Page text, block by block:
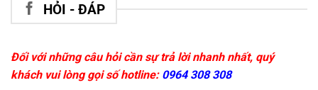
HỎI - ĐÁP
Đối với những câu hỏi cần sự trả lời nhanh nhất, quý
khách vui lòng gọi số hotline: 0964 308 308